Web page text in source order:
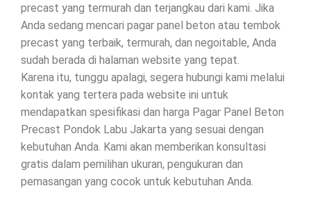
precast yang termurah dan terjangkau dari kami. Jika
Anda sedang mencari pagar panel beton atau tembok
precast yang terbaik, termurah, dan negoitable, Anda
sudah berada di halaman website yang tepat.
Karena itu, tunggu apalagi, segera hubungi kami melalui
kontak yang tertera pada website ini untuk
mendapatkan spesifikasi dan harga Pagar Panel Beton
Precast Pondok Labu Jakarta yang sesuai dengan
kebutuhan Anda. Kami akan memberikan konsultasi
gratis dalam pemilihan ukuran, pengukuran dan
pemasangan yang cocok untuk kebutuhan Anda.